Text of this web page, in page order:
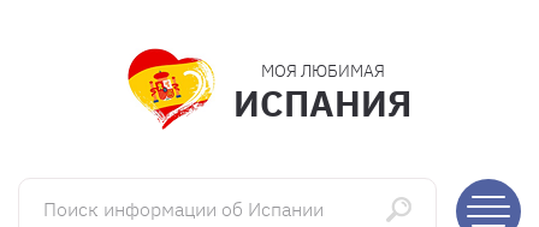
МОЯ ЛЮБИМАЯ
ИСПАНИЯ
Поиск информации об Испании